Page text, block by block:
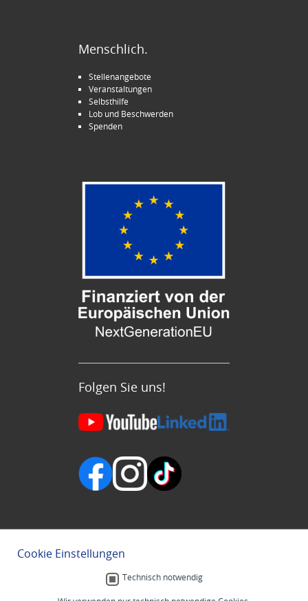
Menschlich.
Stellenangebote
Veranstaltungen
Selbsthilfe
Lob und Beschwerden
Spenden
Folgen Sie uns!
Cookie Einstellungen
Technisch notwendig